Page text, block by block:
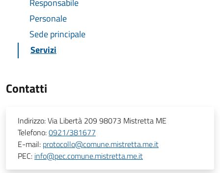
Responsabile
Personale
Sede principale
Servizi
Contatti
Indirizzo:Via Libertà 209 98073 Mistretta ME
Telefono:0921/381677
E-mail: protocollo@comune.mistretta.me.it
PEC: info@pec.comune.mistretta.me.it